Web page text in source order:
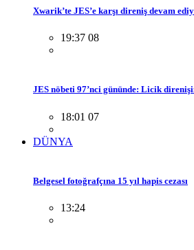
Xwarik’te JES’e karşı direniş devam
19:37 08
JES nöbeti 97’nci gününde: Licik
18:01 07
DÜNYA
Belgesel fotoğrafçına 15 yıl hapis cezası
13:24